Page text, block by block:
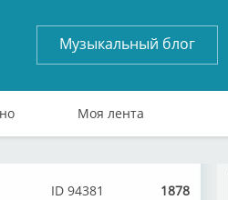
Музыкальный блог
Моя лента
1878
ID 94381